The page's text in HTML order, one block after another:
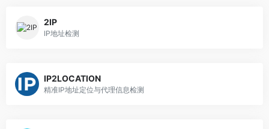
2IP
IP地址检测
IP2LOCATION
精准IP地址定位与代理信息检测